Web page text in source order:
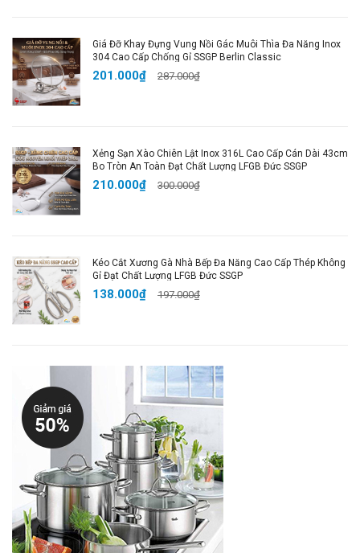
Giá Đỡ Khay Đựng Vung Nồi Gác Muôi Thìa Đa Năng Inox
304 Cao Cấp Chống Gỉ SSGP Berlin Classic
201.000₫ 287.000₫
Xẻng Sạn Xào Chiên Lật Inox 316L Cao Cấp Cán Dài 43cm
Bo Tròn An Toàn Đạt Chất Lượng LFGB Đức SSGP
210.000₫ 300.000₫
Kéo Cắt Xương Gà Nhà Bếp Đa Năng Cao Cấp Thép Không
Gỉ Đạt Chất Lượng LFGB Đức SSGP
138.000₫ 197.000₫